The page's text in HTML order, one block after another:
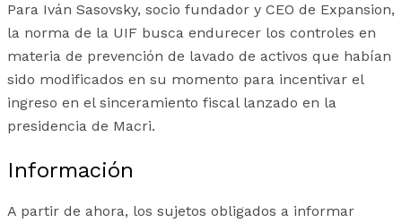
Para Iván Sasovsky, socio fundador y CEO de Expansion,
la norma de la UIF busca endurecer los controles en
materia de prevención de lavado de activos que habían
sido modificados en su momento para incentivar el
ingreso en el sinceramiento fiscal lanzado en la
presidencia de Macri.
Información
A partir de ahora, los sujetos obligados a informar